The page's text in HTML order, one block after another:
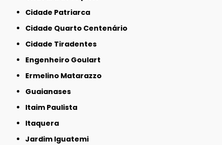
Cidade Patriarca
Cidade Quarto Centenário
Cidade Tiradentes
Engenheiro Goulart
Ermelino Matarazzo
Guaianases
Itaim Paulista
Itaquera
Jardim Iguatemi